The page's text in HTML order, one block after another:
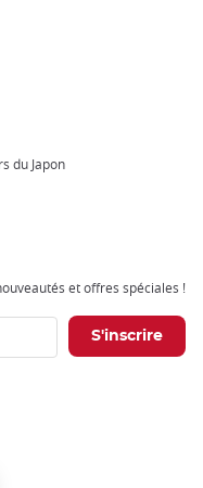
du Japon
et offres spéciales !